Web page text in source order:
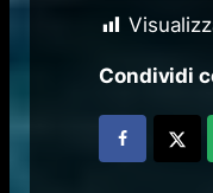
Condividi